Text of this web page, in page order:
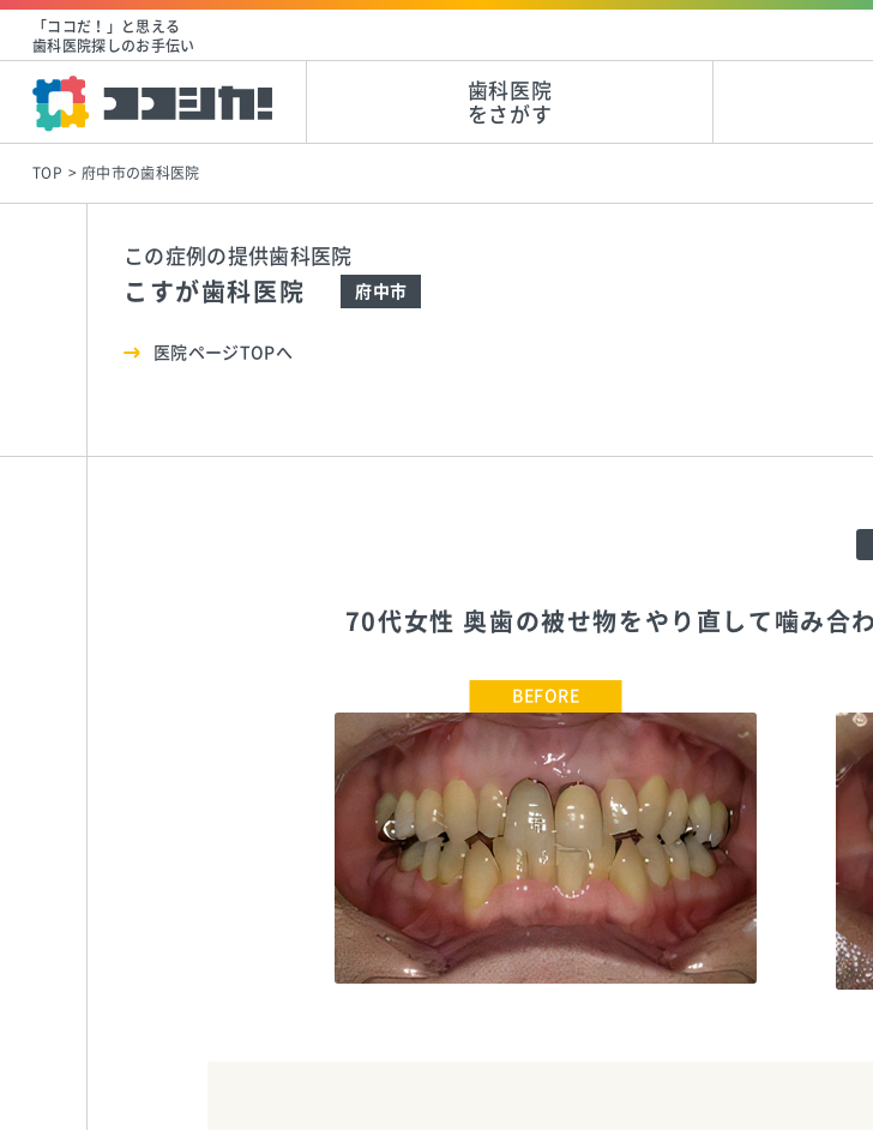
「ココだ！」と思える
歯科医院探しのお手伝い
歯科医院
をさがす
TOP 府中市の歯科医院
この症例の提供歯科医院
こすが歯科医院 府中市
医院ページTOPへ
70代女性 奥歯の被せ物をやり直して噛み合
こすが歯科医院 TEL:0423521551 こす